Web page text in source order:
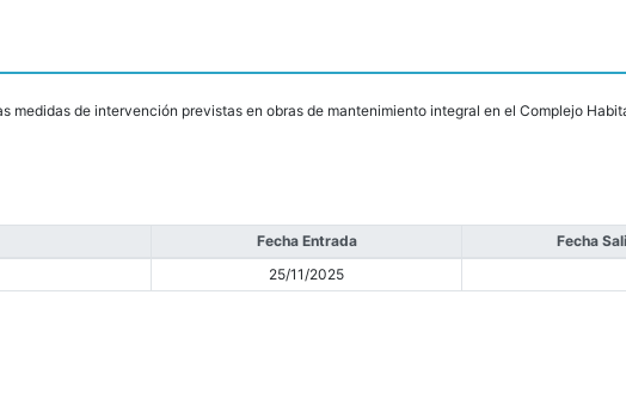
de intervención previstas en obras de mantenimiento integral en el Complejo
Fecha Entrada Fecha
25/11/2025